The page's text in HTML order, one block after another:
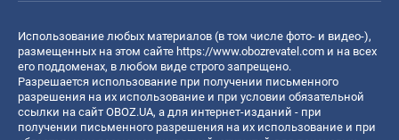
Использование любых материалов (в том числе фото- и видео-),
размещенных на этом сайте https://www.obozrevatel.com и на всех
его поддоменах, в любом виде строго запрещено.
Разрешается использование при получении письменного
разрешения на их использование и при условии обязательной
ссылки на сайт OBOZ.UA, а для интернет-изданий - при
получении письменного разрешения на их использование и при